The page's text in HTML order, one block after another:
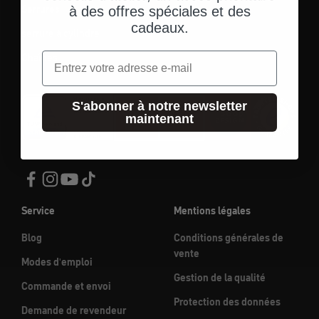
Chaînes
Service
Blog
Modes d'emploi
Commande et envoi
Demande de revendeur
Mentions légales
Conditions générales de
vente
Gestion de la qualité
Protection des données
à des offres spéciales et des
cadeaux.
Email
S'abonner à notre newsletter
maintenant